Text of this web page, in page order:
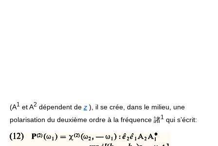
(A1 et A2 dépendent de z ), il se crée, dans le milieu, une
polarisation du deuxième ordre à la fréquence 諸1 qui s’écrit: